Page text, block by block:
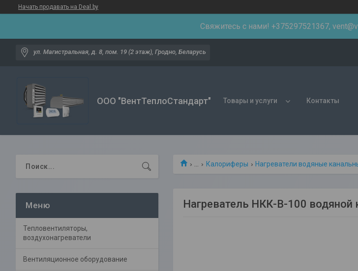
Начать продавать на Deal.by
Свяжитесь с нами! +375297521367,
ул. Магистральная, д. 8, пом. 19 (2 этаж), Гродно, Беларусь
ООО "ВентТеплоСтандарт" Товары и услуги Контакты
Калориферы Нагреватели водяные
Нагреватель НКК-В-100 водяной
Тепловентиляторы,
воздухонагреватели
Вентиляционное оборудование